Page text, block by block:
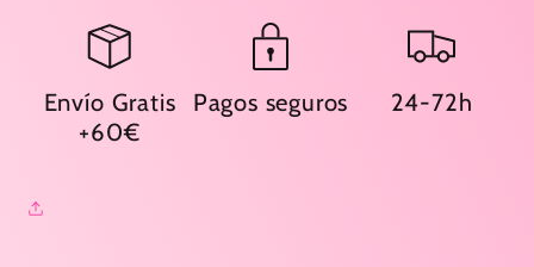
Envío Gratis
+60€
Pagos seguros 24-72h